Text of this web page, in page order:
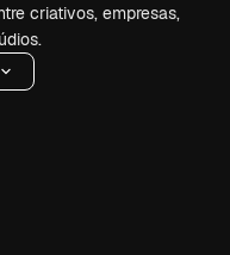
criativos, empresas,